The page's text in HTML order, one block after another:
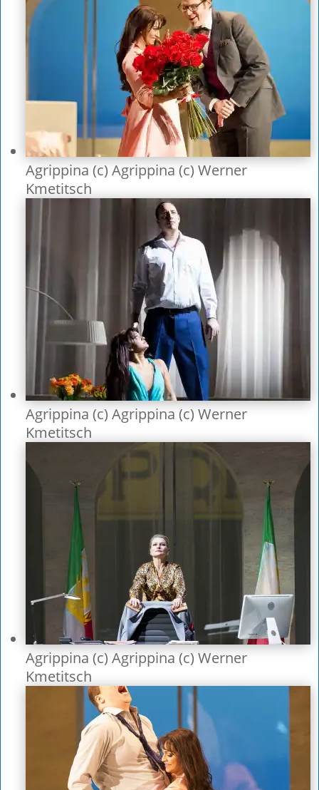
Agrippina (c) Agrippina (c) Werner
Kmetitsch
Agrippina (c) Agrippina (c) Werner
Kmetitsch
Agrippina (c) Agrippina (c) Werner
Kmetitsch